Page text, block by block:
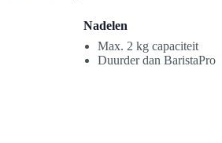
Nadelen
Max. 2 kg capaciteit
Duurder dan BaristaPro